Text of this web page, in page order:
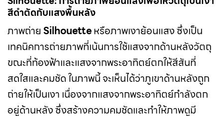
สีดำตัดกับแสงพื้นหลัง
ภาพถ่ายSilhouetteหรือภาพเงาย้อนแสง ซึ่งเป็น
เทคนิคการถ่ายภาพที่เน้นการใช้แสงจากด้านหลังวัตถุ
ขณะที่ท้องฟ้าและแสงจากพระอาทิตย์ตกให้สีสันที่
สดใสและคมชัด ในภาพนี้ จะเห็นได้ว่าภูเขาด้านหลังถูก
ถ่ายให้เป็นเงา เนื่องจากแสงจากพระอาทิตย์กำลังตก
อยู่ด้านหลัง ซึ่งสร้างความคมชัดและทำให้ภาพดูมี